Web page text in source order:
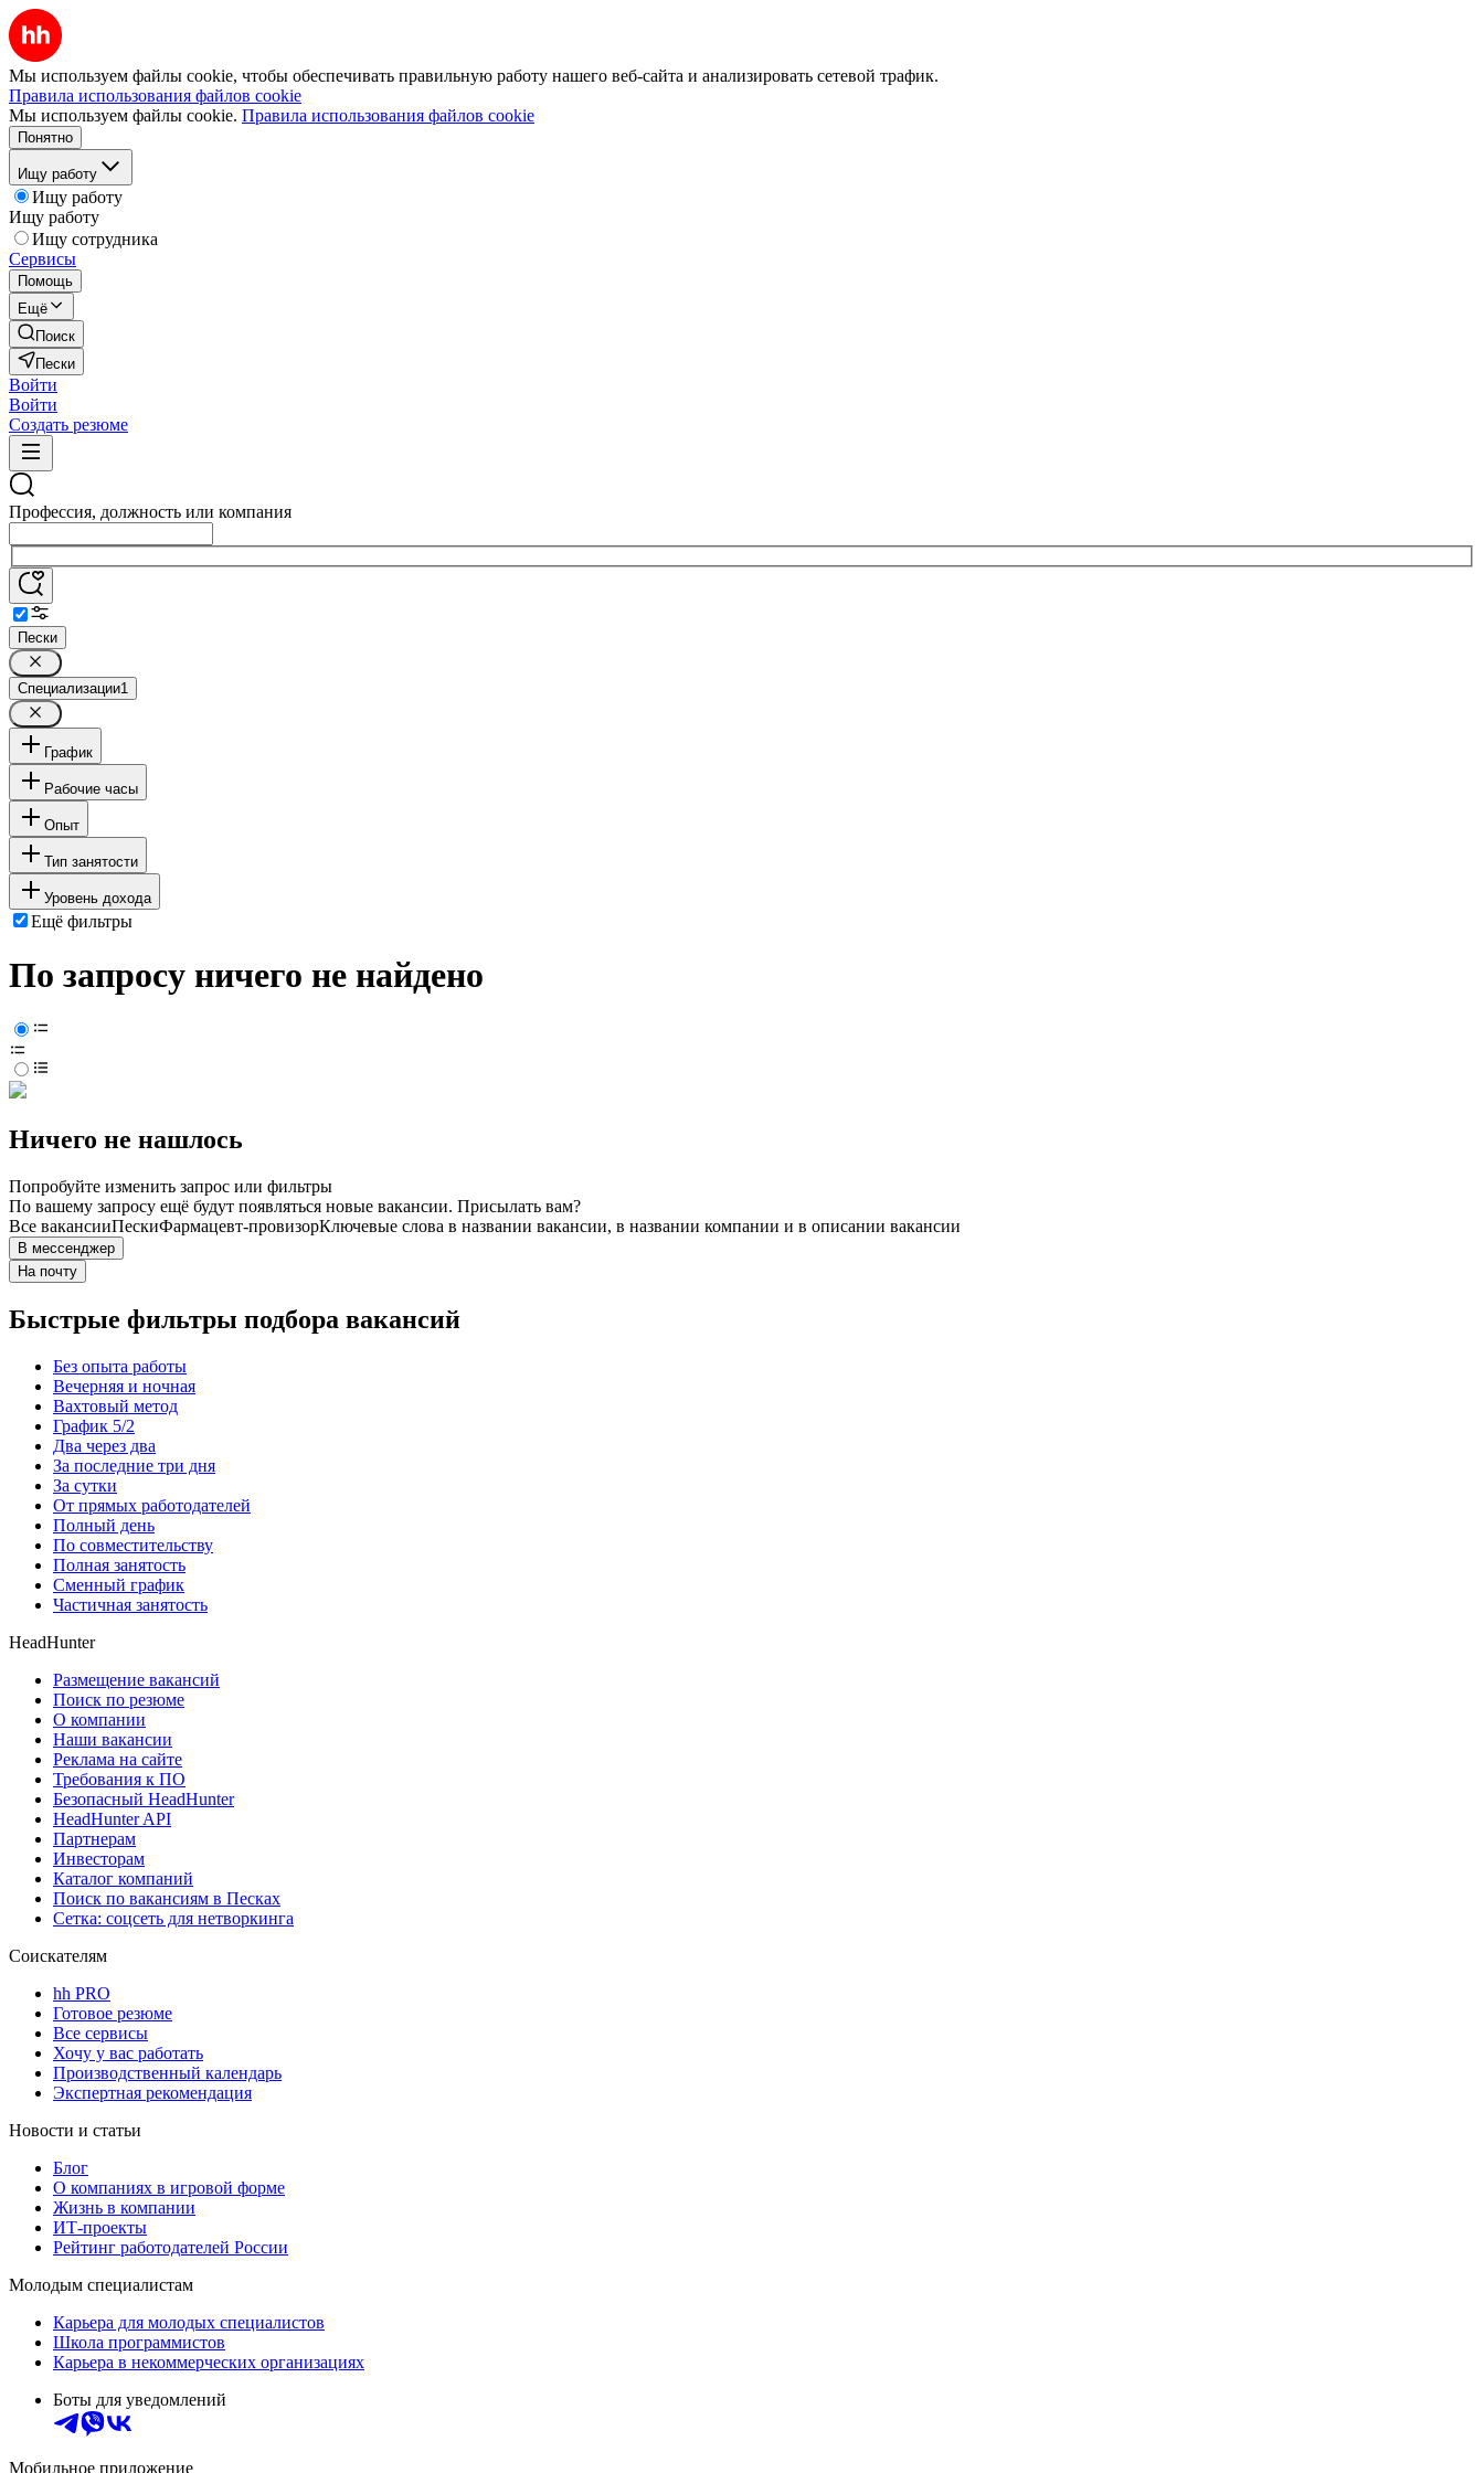
Мы используем файлы cookie, чтобы обеспечивать правильную работу нашего веб-сайта и анализировать сетевой трафик.
Правила использования файлов cookie
Мы используем файлы cookie. Правила использования файлов cookie
Понятно
Ищу работу
Ищу работу
Ищу работу
Ищу сотрудника
Сервисы
Помощь
Ещё
Поиск
Пески
Войти
Войти
Создать резюме
Профессия, должность или компания
Пески
Специализации1
График
Рабочие часы
Опыт
Тип занятости
Уровень дохода
Ещё фильтры
По запросу ничего не найдено
Ничего не нашлось
Попробуйте изменить запрос или фильтры
По вашему запросу ещё будут появляться новые вакансии. Присылать вам?
Все вакансииПескиФармацевт-провизорКлючевые слова в названии вакансии, в названии компании и в описании вакансии
В мессенджер
На почту
Быстрые фильтры подбора вакансий
Без опыта работы
Вечерняя и ночная
Вахтовый метод
График 5/2
Два через два
За последние три дня
За сутки
От прямых работодателей
Полный день
По совместительству
Полная занятость
Сменный график
Частичная занятость
HeadHunter
Размещение вакансий
Поиск по резюме
О компании
Наши вакансии
Реклама на сайте
Требования к ПО
Безопасный HeadHunter
HeadHunter API
Партнерам
Инвесторам
Каталог компаний
Поиск по вакансиям в Песках
Сетка: соцсеть для нетворкинга
Соискателям
hh PRO
Готовое резюме
Все сервисы
Хочу у вас работать
Производственный календарь
Экспертная рекомендация
Новости и статьи
Блог
О компаниях в игровой форме
Жизнь в компании
ИТ-проекты
Рейтинг работодателей России
Молодым специалистам
Карьера для молодых специалистов
Школа программистов
Карьера в некоммерческих организациях
Боты для уведомлений
Мобильное приложение